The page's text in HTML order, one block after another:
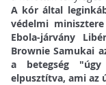
A kór által
védelmi
Ebola-járvány
Brownie Samukai
a betegség
elpusztítva, ami az